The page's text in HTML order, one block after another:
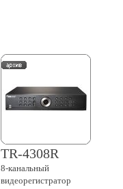
TR-4308R
8-канальный
видеорегистратор